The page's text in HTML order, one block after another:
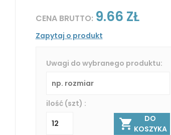
CENA BRUTTO: 9.66 ZŁ
Zapytaj o produkt
Uwagi do wybranego produktu:
ilość (szt) :
DO
KOSZYKA